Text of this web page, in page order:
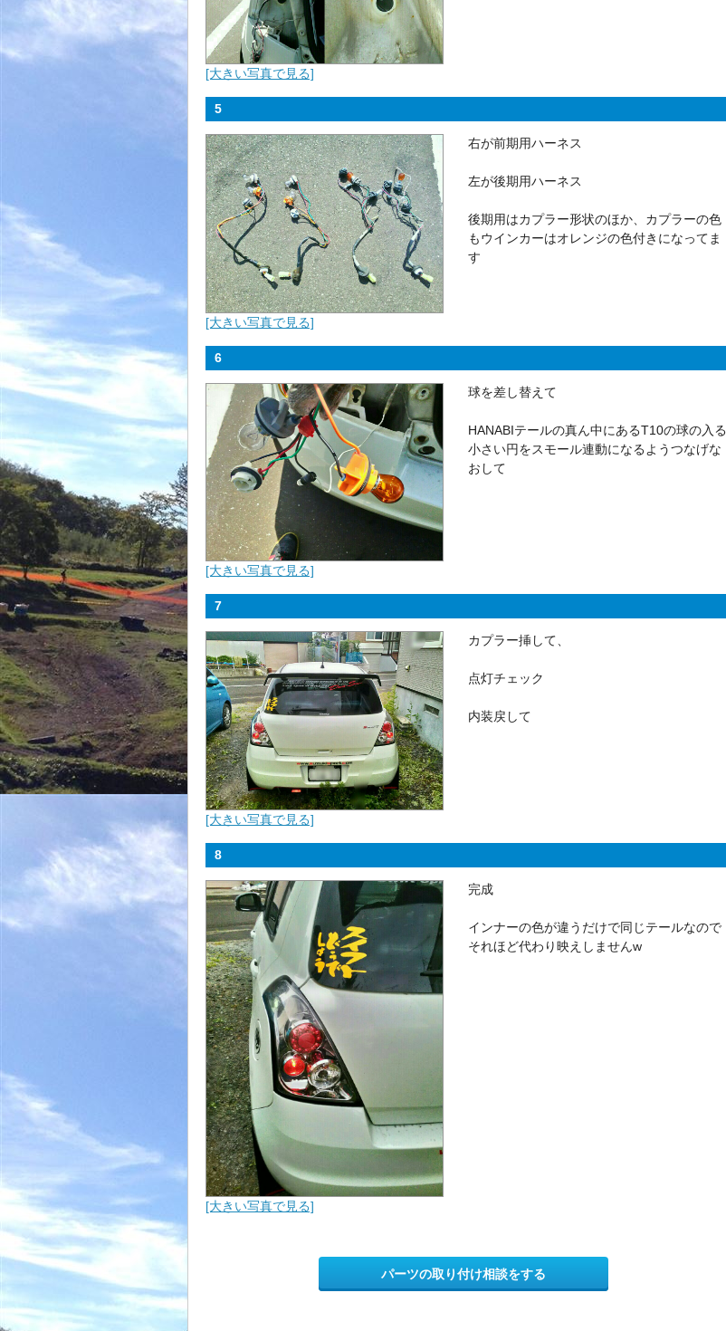
[大きい写真で見る]
5
[大きい写真で見る]
右が前期用ハーネス
左が後期用ハーネス
後期用はカプラー形状のほか、カプラーの色
もウインカーはオレンジの色付きになってま
す
6
[大きい写真で見る]
球を差し替えて
HANABIテールの真ん中にあるT10の球の入る
小さい円をスモール連動になるようつなげな
おして
7
[大きい写真で見る]
カプラー挿して、
点灯チェック
内装戻して
8
[大きい写真で見る]
完成
インナーの色が違うだけで同じテールなので
それほど代わり映えしませんw
パーツの取り付け相談をする